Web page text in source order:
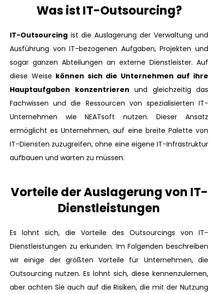
Was ist IT-Outsourcing?
IT-Outsourcing ist die Auslagerung der Verwaltung und
Ausführung von IT-bezogenen Aufgaben, Projekten und
sogar ganzen Abteilungen an externe Dienstleister. Auf
diese Weise können sich die Unternehmen auf ihre
Hauptaufgaben konzentrieren und gleichzeitig das
Fachwissen und die Ressourcen von spezialisierten IT-
Unternehmen wie NEATsoft nutzen. Dieser Ansatz
ermöglicht es Unternehmen, auf eine breite Palette von
IT-Diensten zuzugreifen, ohne eine eigene IT-Infrastruktur
aufbauen und warten zu müssen.
Vorteile der Auslagerung von IT-
Dienstleistungen
Es lohnt sich, die Vorteile des Outsourcings von IT-
Dienstleistungen zu erkunden. Im Folgenden beschreiben
wir einige der größten Vorteile für Unternehmen, die
Outsourcing nutzen. Es lohnt sich, diese kennenzulernen,
aber achten Sie auch auf die Risiken, die mit der Nutzung